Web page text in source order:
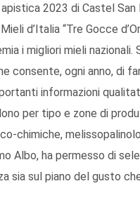
2023 di Castel
d’Italia “Tre Gocce
i migliori mieli
consente, ogni anno, di
informazioni
per tipo e zone di
chimiche,
Albo, ha permesso di
sia sul piano del gusto